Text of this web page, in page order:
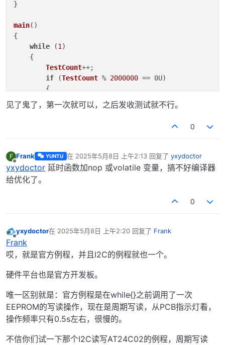
}
main( )
{
while (1 )
    {
TestCount++;
if (TestCount % 2000000 == 0U)
        {
Dio _FlipChannel( DioConf
if(tx_busy == 0){
Eeprom
            }
        }
    }
见了鬼了，第一次就可以，之后发收测试就不行。
0
F
离线
Frank YUNTU 在 2025年5月8日 上午2:13回复了 yxydoctor
最后由 编辑
yxydoctor 延时函数加nop 或volatile 变量，搞不好编译器
给优化了。
0
离线
yxydoctor在 2025年5月8日 上午2:20 回复了 Frank
最后由 编辑
Frank
哎，就是官方例程，并且I2C的例程就也一个。
硬件平台也是官方开发板。
唯一区别就是：官方例程是在while{}之前调用了一次
EEPROM的写读操作，现在是周期写读，从PCB指示灯看，
操作频率只有0.5s左右，很慢的。
不信你们试一下那个I2C读写AT24C02的例程，周期写读